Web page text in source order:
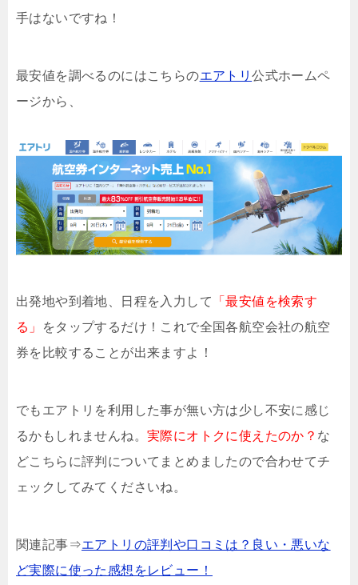
手はないですね！
最安値を調べるのにはこちらのエアトリ公式ホームペ
ージから、
出発地や到着地、日程を入力して
「最安値を検索す
る」
をタップするだけ！これで全国各航空会社の航空
券を比較することが出来ますよ！
でもエアトリを利用した事が無い方は少し不安に感じ
るかもしれませんね。 実際にオトクに使えたのか？ な
どこちらに評判についてまとめましたので合わせてチ
ェックしてみてくださいね。
関連記事⇒エアトリの評判や口コミは？良い・悪いな
ど実際に使った感想をレビュー！